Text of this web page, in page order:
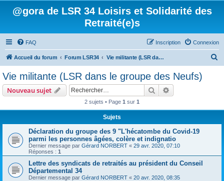
@gora de LSR 34 Loisirs et Solidarité des
Retraité(e)s
FAQ Connexion
Inscription
Accueil du forum Forum LSR34 Vie militante (LSR dans le groupe des Neufs)
Vie militante (LSR dans le groupe des Neufs)
Nouveau sujet Rechercher
2 sujets • Page 1 sur 1
Sujets
Déclaration du groupe des 9 "L'hécatombe du Covid-19
parmi les personnes âgées, colère et indignatio
Dernier message par Gérard NORBERT « 29 avr. 2020, 07:10
Réponses : 1
Lettre des syndicats de retraités au président du Conseil
Départemental 34
Dernier message par Gérard NORBERT « 20 avr. 2020, 08:35